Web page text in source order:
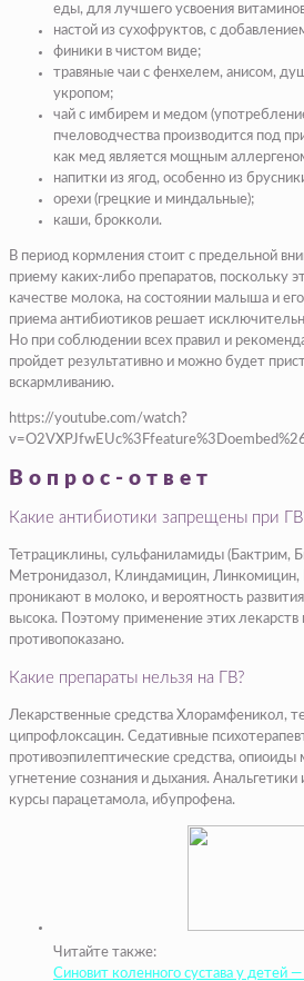
еды, для лучшего усвоения
настой из сухофруктов, с
финики в чистом виде;
травяные чаи с фенхелем, анисом,
укропом;
чай с имбирем и медом
пчеловодчества производится под
как мед является мощным
напитки из ягод, особенно из
орехи (грецкие и миндальные);
каши, брокколи.
В период кормления стоит с предельной
приему каких-либо препаратов, поскольку
качестве молока, на состоянии малыша и
приема антибиотиков решает
Но при соблюдении всех правил и
пройдет результативно и можно будет
вскармливанию.
https://youtube.com/watch?
Вопрос-ответ
Какие антибиотики запрещены при
Тетрациклины, сульфаниламиды (Бактрим,
Метронидазол, Клиндамицин,
проникают в молоко, и вероятность
высока. Поэтому применение этих
противопоказано.
Какие препараты нельзя на ГВ?
Лекарственные средства Хлорамфеникол,
ципрофлоксацин. Седативные
противоэпилептические средства,
угнетение сознания и дыхания.
курсы парацетамола, ибупрофена.
Читайте также:
Синовит коленного сустава у детей